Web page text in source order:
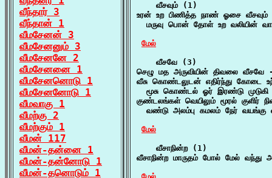
வீந்தார் 3
வீந்தான் 1
வீமசேனன் 3
வீமசேனனும் 3
வீமசேனனே 2
வீமசேனனை 1
வீமசேனனொடு 1
வீமசேனனோடு 1
வீமவாகு 1
வீமற்கு 2
வீமற்கும் 1
வீமன் 117
வீமன்-தன்னை 1
வீமன்-தன்னோடு 1
வீமன்-தனொடும் 1
    வீசவும் (1)
உரன் உற பிணித்த நாண் ஓசை வீசவும்
மருவு பொன் தோள் உற வலியின்
மேல்
    வீசவே (3)
செழு மத அருவியின் திவலை வீசவே
வீசு கொண்டலுடன் எதிர்ந்து கோடை
மூசு கொண்டல் ஓர் இரண்டு முடுகி
குண்டலங்கள் வெயிலும் மூரல் குளிர்
வண்டு அலம்பு கமலம் நேர் வயங்கு
மேல்
    வீசாநின்ற (1)
வீசாநின்ற மாருதம் போல் மேல் வந்து